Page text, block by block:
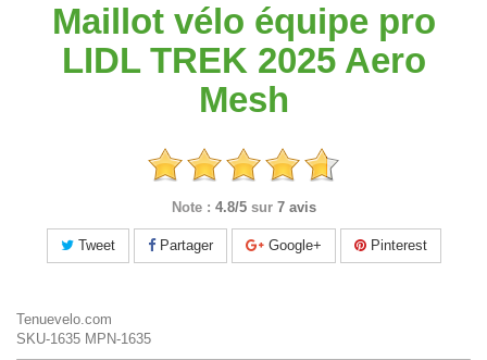
Maillot vélo équipe pro
LIDL TREK 2025 Aero
Mesh
Note : 4.8/5 sur 7 avis
Tweet Partager Google+ Pinterest
Tenuevelo.com
SKU-1635 MPN-1635